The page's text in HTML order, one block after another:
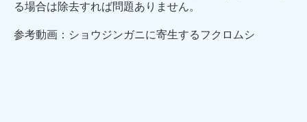
る場合は除去すれば問題ありません。
参考動画：ショウジンガニに寄生するフクロムシ